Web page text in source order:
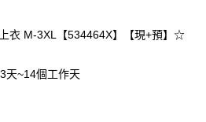
衣 M-3XL【534464X】【現+預】☆
天~14個工作天